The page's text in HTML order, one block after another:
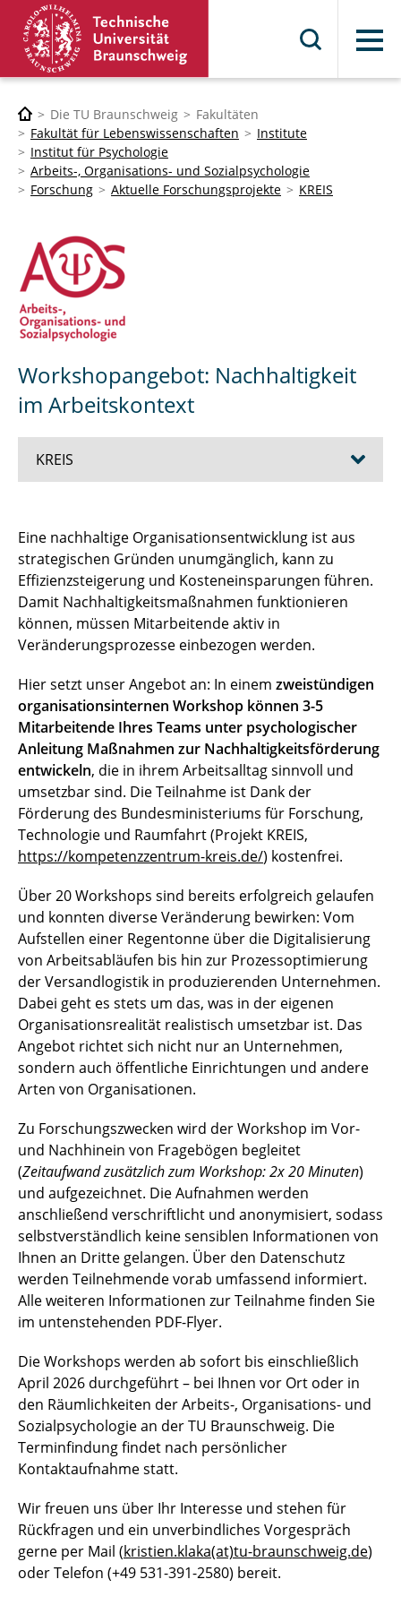
Menü
Die TU Braunschweig
Fakultäten
Fakultät für Lebenswissenschaften
Institute
Institut für Psychologie
Arbeits-, Organisations- und Sozialpsychologie
Forschung
Aktuelle Forschungsprojekte KREIS
Workshopangebot: Nachhaltigkeit
im Arbeitskontext
KREIS
Work
Workshopangebot: Nachhaltigkeit im
Arbeitskontext
Eine nachhaltige Organisationsentwicklung ist aus
strategischen Gründen unumgänglich, kann zu
Effizienzsteigerung und Kosteneinsparungen führen.
Damit Nachhaltigkeitsmaßnahmen funktionieren
können, müssen Mitarbeitende aktiv in
Veränderungsprozesse einbezogen werden.
Hier setzt unser Angebot an: In einem zweistündigen
organisationsinternen Workshop können 3-5
Mitarbeitende Ihres Teams unter psychologischer
Anleitung Maßnahmen zur Nachhaltigkeitsförderung
entwickeln, die in ihrem Arbeitsalltag sinnvoll und
umsetzbar sind. Die Teilnahme ist Dank der
Förderung des Bundesministeriums für Forschung,
Technologie und Raumfahrt (Projekt KREIS,
https://kompetenzzentrum-kreis.de/) kostenfrei.
Über 20 Workshops sind bereits erfolgreich gelaufen
und konnten diverse Veränderung bewirken: Vom
Aufstellen einer Regentonne über die Digitalisierung
von Arbeitsabläufen bis hin zur Prozessoptimierung
der Versandlogistik in produzierenden Unternehmen.
Dabei geht es stets um das, was in der eigenen
Organisationsrealität realistisch umsetzbar ist. Das
Angebot richtet sich nicht nur an Unternehmen,
sondern auch öffentliche Einrichtungen und andere
Arten von Organisationen.
Zu Forschungszwecken wird der Workshop im Vor-
und Nachhinein von Fragebögen begleitet
(Zeitaufwand zusätzlich zum Workshop: 2x 20 Minuten)
und aufgezeichnet. Die Aufnahmen werden
anschließend verschriftlicht und anonymisiert, sodass
selbstverständlich keine sensiblen Informationen von
Ihnen an Dritte gelangen. Über den Datenschutz
werden Teilnehmende vorab umfassend informiert.
Alle weiteren Informationen zur Teilnahme finden Sie
im untenstehenden PDF-Flyer.
Die Workshops werden ab sofort bis einschließlich
April 2026 durchgeführt – bei Ihnen vor Ort oder in
den Räumlichkeiten der Arbeits-, Organisations- und
Sozialpsychologie an der TU Braunschweig. Die
Terminfindung findet nach persönlicher
Kontaktaufnahme statt.
Wir freuen uns über Ihr Interesse und stehen für
Rückfragen und ein unverbindliches Vorgespräch
gerne per Mail (kristien.klaka(at)tu-braunschweig.de)
oder Telefon (+49 531-391-2580) bereit.